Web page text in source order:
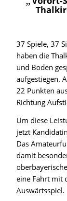
37 Spiele, 37
haben die
und Boden
aufgestiegen.
22 Punkten
Richtung
Um diese
jetzt
Das
damit
eine Fahrt mit
Auswärtsspiel.